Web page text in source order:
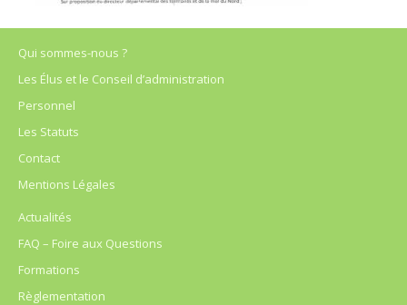
Qui sommes-nous ?
Les Élus et le Conseil d’administration
Personnel
Les Statuts
Contact
Mentions Légales
Actualités
FAQ – Foire aux Questions
Formations
Règlementation